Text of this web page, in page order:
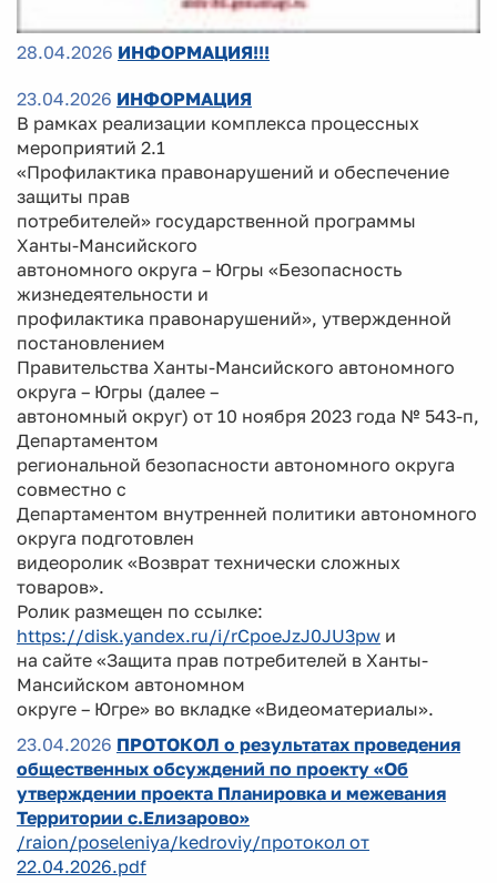
28.04.2026 ИНФОРМАЦИЯ!!!
23.04.2026 ИНФОРМАЦИЯ
В рамках реализации комплекса процессных
мероприятий 2.1
«Профилактика правонарушений и обеспечение
защиты прав
потребителей» государственной программы
Ханты-Мансийского
автономного округа – Югры «Безопасность
жизнедеятельности и
профилактика правонарушений», утвержденной
постановлением
Правительства Ханты-Мансийского автономного
округа – Югры (далее –
автономный округ) от 10 ноября 2023 года № 543-п,
Департаментом
региональной безопасности автономного округа
совместно с
Департаментом внутренней политики автономного
округа подготовлен
видеоролик «Возврат технически сложных
товаров».
Ролик размещен по ссылке:
https://disk.yandex.ru/i/rCpoeJzJ0JU3pw и
на сайте «Защита прав потребителей в Ханты-
Мансийском автономном
округе – Югре» во вкладке «Видеоматериалы».
23.04.2026 ПРОТОКОЛ о результатах проведения
общественных обсуждений по проекту «Об
утверждении проекта Планировка и межевания
Территории с.Елизарово»
/raion/poseleniya/kedroviy/протокол от
22.04.2026.pdf